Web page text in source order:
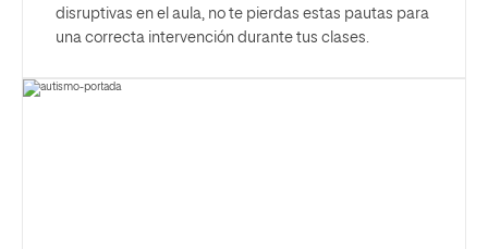
disruptivas en el aula, no te pierdas estas pautas para
una correcta intervención durante tus clases.